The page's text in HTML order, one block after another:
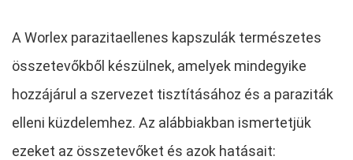
A Worlex parazitaellenes kapszulák természetes
összetevőkből készülnek, amelyek mindegyike
hozzájárul a szervezet tisztításához és a paraziták
elleni küzdelemhez. Az alábbiakban ismertetjük
ezeket az összetevőket és azok hatásait: